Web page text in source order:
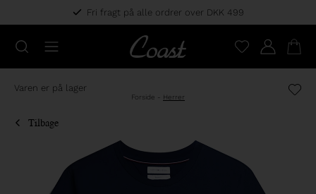
Fri fragt på alle ordrer over DKK 499
Varen er på lager
Forside - Herrer
Tilbage